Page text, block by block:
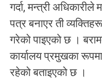
गर्दा, मन्त्री
पत्र बनाएर ती
गरेको पाइएको छ ।
कार्यालय प्रमुखका
रहेको बताइएको छ ।